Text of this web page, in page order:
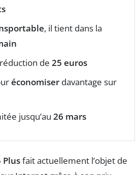
, il tient dans la
de 25 euros
économiser davantage sur
jusqu’au 26 mars
Plusfait actuellement l’objet de